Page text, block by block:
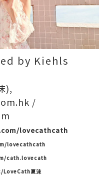
by Kiehls
),
/
lovecathcath
lovecathcath
cath.lovecath
夏沫